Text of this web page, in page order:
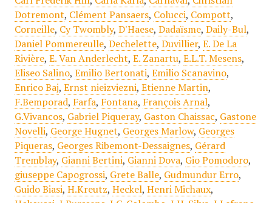
Dotremont, Clément Pansaers, Colucci, Compott,
Corneille, Cy Twombly, D'Haese, Dadaïsme, Daily-Bul,
Daniel Pommereulle, Dechelette, Duvillier, E. De La
Rivière, E. Van Anderlecht, E. Zanartu, E.L.T. Mesens,
Eliseo Salino, Emilio Bertonati, Emilio Scanavino,
Enrico Baj, Ernst nieizviezni, Etienne Martin,
F.Bemporad, Farfa, Fontana, François Arnal,
G.Vivancos, Gabriel Piqueray, Gaston Chaissac, Gastone
Novelli, George Hugnet, Georges Marlow, Georges
Piqueras, Georges Ribemont-Dessaignes, Gérard
Tremblay, Gianni Bertini, Gianni Dova, Gio Pomodoro,
giuseppe Capogrossi, Grete Balle, Gudmundur Erro,
Guido Biasi, H.Kreutz, Heckel, Henri Michaux,